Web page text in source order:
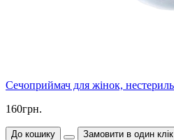
Сечоприймач для жінок,
160грн.
До кошику Замовити в один клік